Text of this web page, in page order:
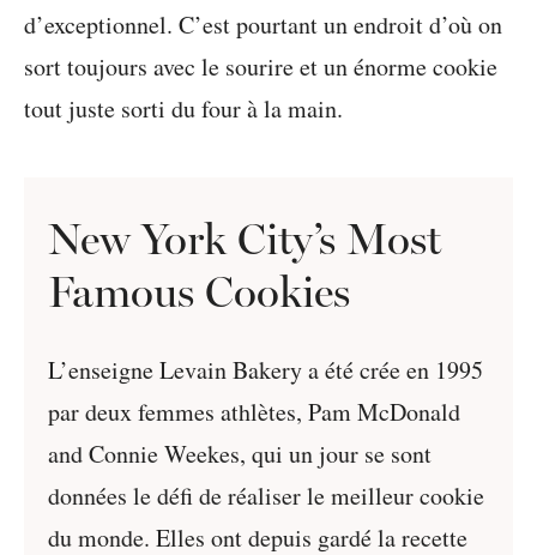
d’exceptionnel. C’est pourtant un endroit d’où on
sort toujours avec le sourire et un énorme cookie
tout juste sorti du four à la main.
New York City’s Most
Famous Cookies
L’enseigne Levain Bakery a été crée en 1995
par deux femmes athlètes, Pam McDonald
and Connie Weekes, qui un jour se sont
données le défi de réaliser le meilleur cookie
du monde. Elles ont depuis gardé la recette